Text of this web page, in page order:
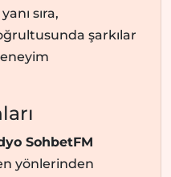
sıra,
şarkılar
SohbetFM
yönlerinden